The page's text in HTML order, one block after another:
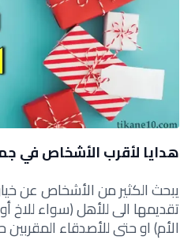
هدايا لأقرب الأشخاص في
يبحث الكثير من الأشخاص عن
تقديمها الى للأهل (سواء للاخ
الأم) او حتى للأصدقاء المقربين